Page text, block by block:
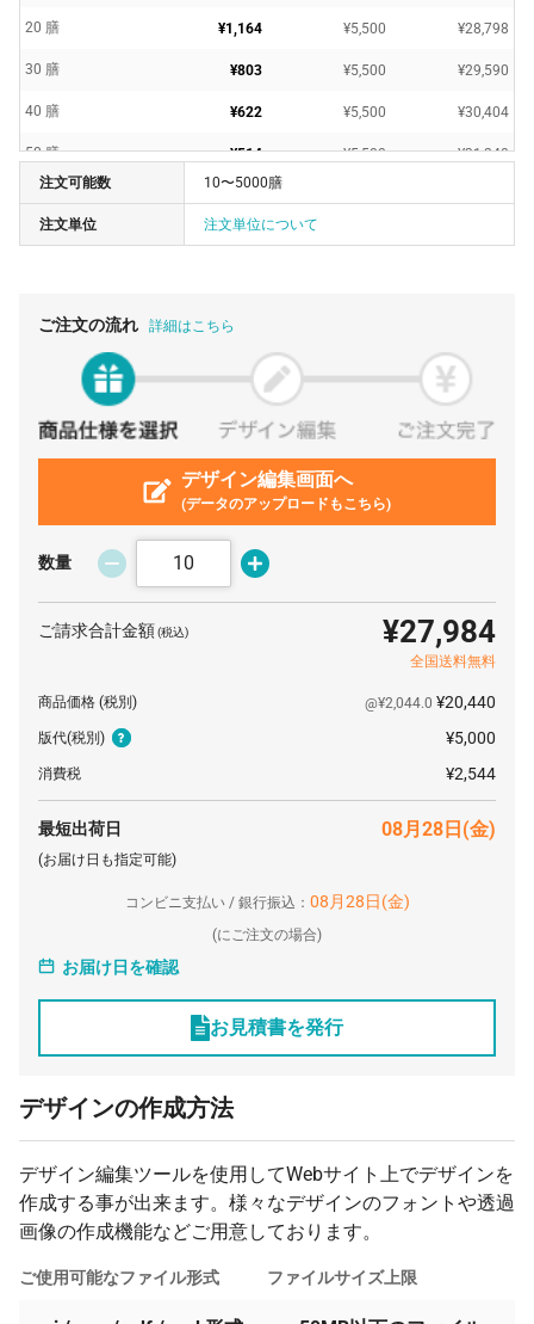
20 膳 ¥1,164 ¥5,500 ¥28,798
30 膳 ¥803 ¥5,500 ¥29,590
40 膳 ¥622 ¥5,500 ¥30,404
50 膳 ¥514 ¥5,500 ¥31,240
60 膳
70 膳
90 膳
¥298 ¥35,310
¥36,113
¥247 ¥5,500
140 膳 ¥235 ¥5,500 ¥38,456
150 膳 ¥225
¥41,030
180 膳 ¥5,500 ¥41,734
190 膳 ¥42,493
200 膳 ¥43,340
500 膳 ¥5,500 ¥91,850
1000 膳
注文可能数 10〜5000膳
注文単位 注文単位について
ご注文の流れ 詳細はこちら
デザイン編集画面へ
(データのアップロードもこちら)
数量
ご請求合計金額(税込) ¥27,984
全国送料無料
商品価格 (税別) @¥2,044.0 ¥20,440
版代(税別) ¥5,000
消費税 ¥2,544
最短出荷日 08月28日(金)
(お届け日も指定可能)
コンビニ支払い / 銀行振込： 08月28日(金)
(にご注文の場合)
お届け日を確認
お見積書を発行
デザインの作成方法
デザイン編集ツールを使用してWebサイト上でデザインを
作成する事が出来ます。様々なデザインのフォントや透過
画像の作成機能などご用意しております。
ご使用可能なファイル形式 ファイルサイズ上限